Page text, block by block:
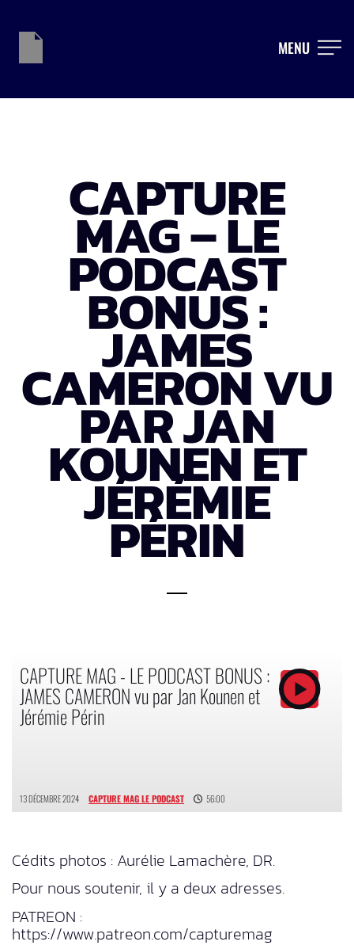
MENU
CAPTURE
MAG – LE
PODCAST
BONUS :
JAMES
CAMERON VU
PAR JAN
KOUNEN ET
JÉRÉMIE
PÉRIN
CAPTURE MAG - LE PODCAST BONUS :
JAMES CAMERON vu par Jan Kounen et
Jérémie Périn
13 DÉCEMBRE 2024 CAPTURE MAG LE PODCAST 56:00
Cédits photos : Aurélie Lamachère, DR.
Pour nous soutenir, il y a deux adresses.
PATREON :
https://www.patreon.com/capturemag